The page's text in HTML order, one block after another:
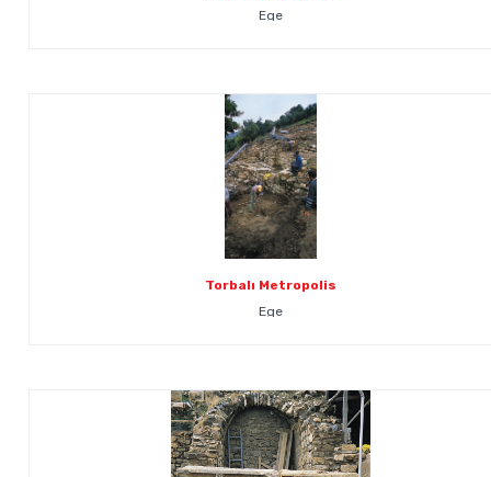
Ege
Torbalı Metropolis
Ege